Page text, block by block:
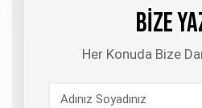
BİZE
Her Konuda Bize
Adınız Soyadınız